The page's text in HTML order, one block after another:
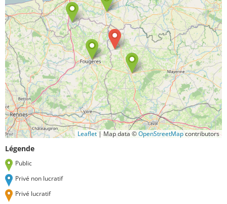
Leaflet | Map data ©OpenStreetMapcontributors
Légende
Public
Privé non lucratif
Privé lucratif